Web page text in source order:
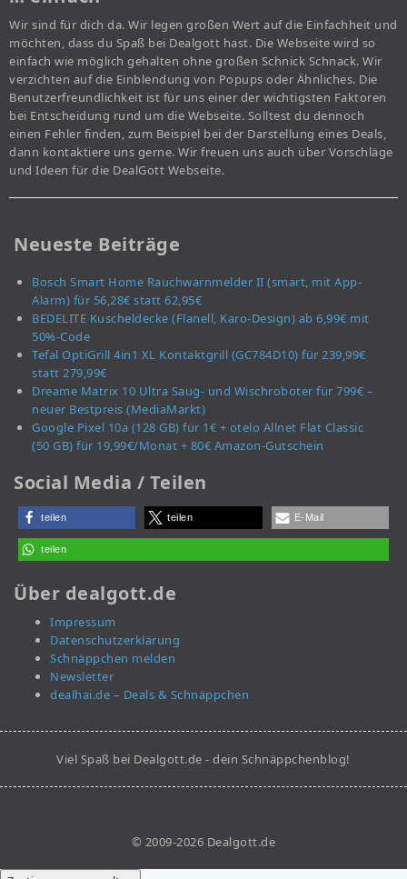
Wir sind für dich da. Wir legen großen Wert auf die Einfachheit und
möchten, dass du Spaß bei Dealgott hast. Die Webseite wird so
einfach wie möglich gehalten ohne großen Schnick Schnack. Wir
verzichten auf die Einblendung von Popups oder Ähnliches. Die
Benutzerfreundlichkeit ist für uns einer der wichtigsten Faktoren
bei Entscheidung rund um die Webseite. Solltest du dennoch
einen Fehler finden, zum Beispiel bei der Darstellung eines Deals,
dann kontaktiere uns gerne. Wir freuen uns auch über Vorschläge
und Ideen für die DealGott Webseite.
Neueste Beiträge
Bosch Smart Home Rauchwarnmelder II (smart, mit App-
Alarm) für 56,28€ statt 62,95€
BEDELITE Kuscheldecke (Flanell, Karo-Design) ab 6,99€ mit
50%-Code
Tefal OptiGrill 4in1 XL Kontaktgrill (GC784D10) für 239,99€
statt 279,99€
Dreame Matrix 10 Ultra Saug- und Wischroboter für 799€ –
neuer Bestpreis (MediaMarkt)
Google Pixel 10a (128 GB) für 1€ + otelo Allnet Flat Classic
(50 GB) für 19,99€/Monat + 80€ Amazon-Gutschein
Social Media / Teilen
teilen teilen E-Mail
teilen
Über dealgott.de
Impressum
Datenschutzerklärung
Schnäppchen melden
Newsletter
dealhai.de – Deals & Schnäppchen
Viel Spaß bei Dealgott.de - dein Schnäppchenblog!
© 2009-2026 Dealgott.de